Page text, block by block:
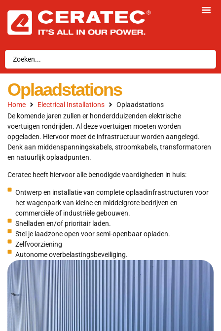
Oplaadstations
Home Electrical Installations
Oplaadstations
De komende jaren zullen er honderdduizenden elektrische
voertuigen rondrijden. Al deze voertuigen moeten worden
opgeladen. Hiervoor moet de infrastructuur worden aangelegd.
Denk aan middenspanningskabels, stroomkabels, transformatoren
en natuurlijk oplaadpunten.
Ceratec heeft hiervoor alle benodigde vaardigheden in huis:
Ontwerp en installatie van complete oplaadinfrastructuren voor
het wagenpark van kleine en middelgrote bedrijven en
commerciële of industriële gebouwen.
Snelladen en/of prioritair laden.
Stel je laadzone open voor semi-openbaar opladen.
Zelfvoorziening
Autonome overbelastingsbeveiliging.